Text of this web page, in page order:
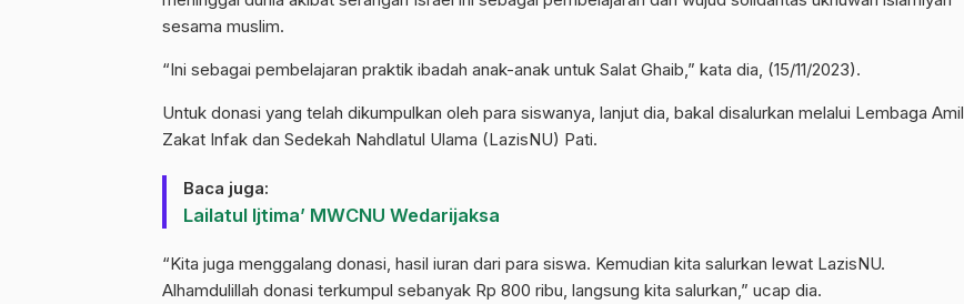
sesama muslim.
“Ini sebagai pembelajaran praktik ibadah anak-anak untuk Salat Ghaib,” kata dia, (15/11/2023).
Untuk donasi yang telah dikumpulkan oleh para siswanya, lanjut dia, bakal disalurkan melalui Lembaga Amil
Zakat Infak dan Sedekah Nahdlatul Ulama (LazisNU) Pati.
Baca juga:
Lailatul Ijtima’ MWCNU Wedarijaksa
“Kita juga menggalang donasi, hasil iuran dari para siswa. Kemudian kita salurkan lewat LazisNU.
Alhamdulillah donasi terkumpul sebanyak Rp 800 ribu, langsung kita salurkan,” ucap dia.